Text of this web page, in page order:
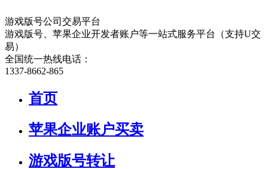
游戏版号公司交易平台
游戏版号、苹果企业开发者账户等一站式服务平台（支持U交
易）
全国统一热线电话：
1337-8662-865
首页
苹果企业账户买卖
游戏版号转让